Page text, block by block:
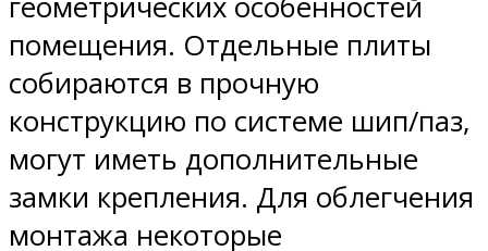
помещения. Отдельные плиты
собираются в прочную
конструкцию по системе шип/паз,
могут иметь дополнительные
замки крепления. Для облегчения
монтажа некоторые